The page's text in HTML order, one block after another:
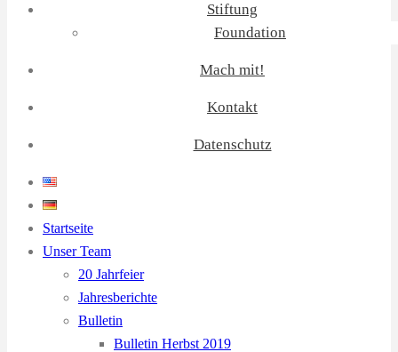
Stiftung
Foundation
Mach mit!
Kontakt
Datenschutz
Startseite
Unser Team
20 Jahrfeier
Jahresberichte
Bulletin
Bulletin Herbst 2019